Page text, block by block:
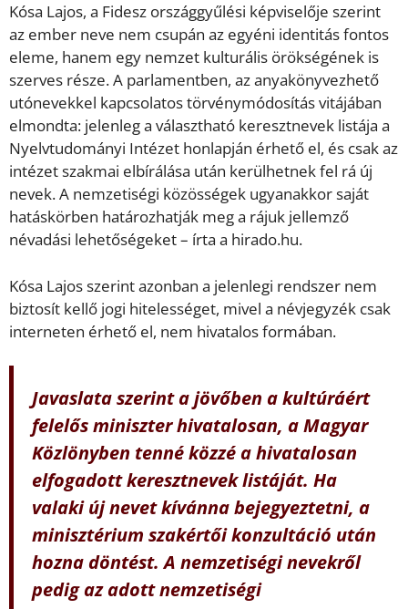
Kósa Lajos, a Fidesz országgyűlési képviselője szerint
az ember neve nem csupán az egyéni identitás fontos
eleme, hanem egy nemzet kulturális örökségének is
szerves része. A parlamentben, az anyakönyvezhető
utónevekkel kapcsolatos törvénymódosítás vitájában
elmondta: jelenleg a választható keresztnevek listája a
Nyelvtudományi Intézet honlapján érhető el, és csak az
intézet szakmai elbírálása után kerülhetnek fel rá új
nevek. A nemzetiségi közösségek ugyanakkor saját
hatáskörben határozhatják meg a rájuk jellemző
névadási lehetőségeket – írta a hirado.hu.
Kósa Lajos szerint azonban a jelenlegi rendszer nem
biztosít kellő jogi hitelességet, mivel a névjegyzék csak
interneten érhető el, nem hivatalos formában.
Javaslata szerint a jövőben a kultúráért
felelős miniszter hivatalosan, a Magyar
Közlönyben tenné közzé a hivatalosan
elfogadott keresztnevek listáját. Ha
valaki új nevet kívánna bejegyeztetni, a
minisztérium szakértői konzultáció után
hozna döntést. A nemzetiségi nevekről
pedig az adott nemzetiségi